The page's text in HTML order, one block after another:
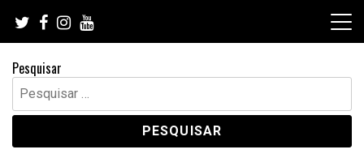
content
Pesquisar
Pesquisar
por: